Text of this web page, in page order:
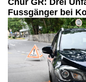
Chur GR: Drei
Fussgänger bei